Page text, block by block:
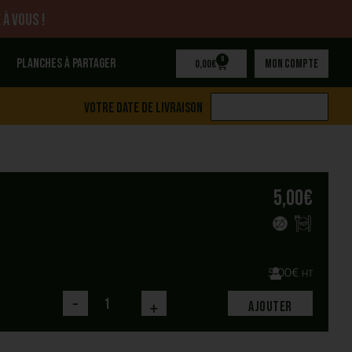
vous !
Planches à partager 0,00€ 0 Mon compte
Votre date de livraison
5,00€
5,00€ HT
- + Ajouter